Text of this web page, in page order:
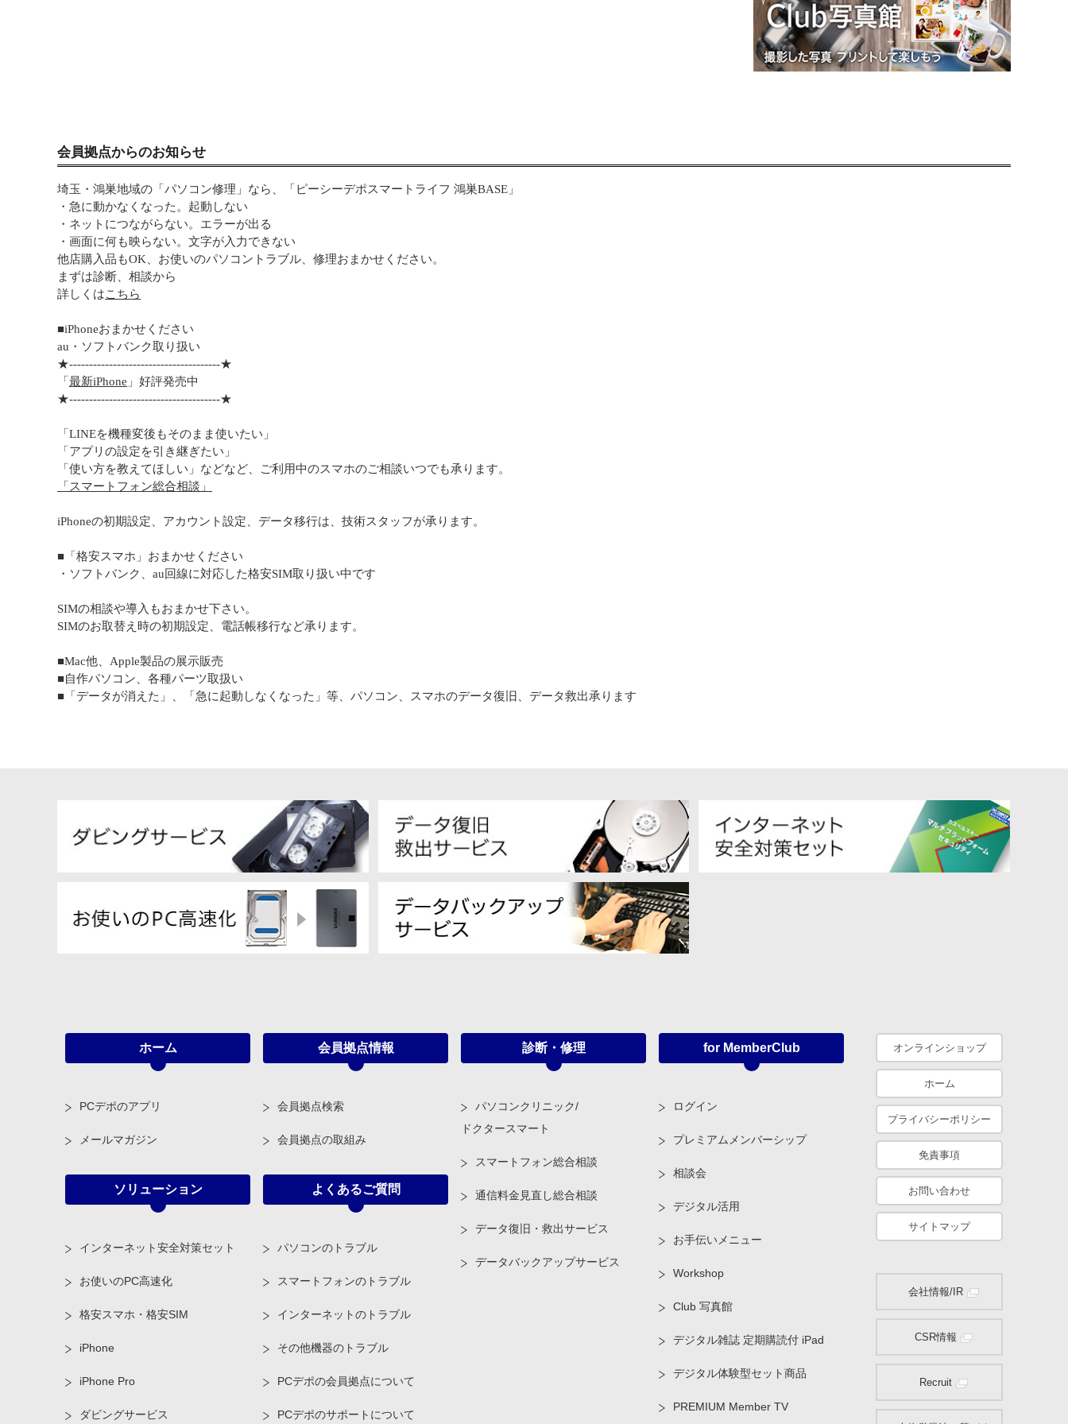
会員拠点からのお知らせ
埼玉・鴻巣地域の「パソコン修理」なら、「ピーシーデポスマートライフ 鴻巣BASE」
・急に動かなくなった。起動しない
・ネットにつながらない。エラーが出る
・画面に何も映らない。文字が入力できない
他店購入品もOK、お使いのパソコントラブル、修理おまかせください。
まずは診断、相談から
詳しくはこちら
■iPhoneおまかせください
au・ソフトバンク取り扱い
★--------------------------------------★
「 最新iPhone 」好評発売中
★--------------------------------------★
「LINEを機種変後もそのまま使いたい」
「アプリの設定を引き継ぎたい」
「使い方を教えてほしい」などなど、ご利用中のスマホのご相談いつでも承ります。
「スマートフォン総合相談」
iPhoneの初期設定、アカウント設定、データ移行は、技術スタッフが承ります。
■「格安スマホ」おまかせください
・ソフトバンク、au回線に対応した格安SIM取り扱い中です
SIMの相談や導入もおまかせ下さい。
SIMのお取替え時の初期設定、電話帳移行など承ります。
■Mac他、Apple製品の展示販売
■自作パソコン、各種パーツ取扱い
■「データが消えた」、「急に起動しなくなった」等、パソコン、スマホのデータ復旧、データ救出承ります
ホーム
PCデポのアプリ
メールマガジン
会員拠点情報
会員拠点検索
会員拠点の取組み
診断・修理
パソコンクリニック/
ドクタースマート
スマートフォン総合相談
通信料金見直し総合相談
データ復旧・救出サービス
データバックアップサービス
for MemberClub
ログイン
プレミアムメンバーシップ
相談会
デジタル活用
お手伝いメニュー
Workshop
Club 写真館
デジタル雑誌 定期購読付 iPad
デジタル体験型セット商品
PREMIUM Member TV
ソリューション
インターネット安全対策セット
お使いのPC高速化
格安スマホ・格安SIM
iPhone
iPhone Pro
ダビングサービス
よくあるご質問
パソコンのトラブル
スマートフォンのトラブル
インターネットのトラブル
その他機器のトラブル
PCデポの会員拠点について
PCデポのサポートについて
オンラインショップ
ホーム
プライバシーポリシー
免責事項
お問い合わせ
サイトマップ
会社情報/IR
CSR情報
Recruit